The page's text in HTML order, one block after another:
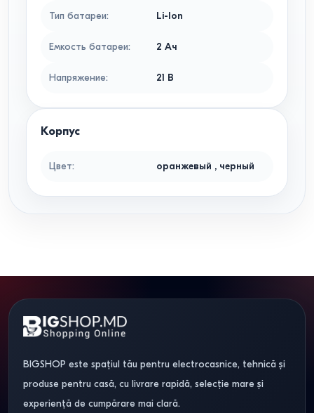
Тип батареи: Li-Ion
Емкость батареи: 2 Ач
Напряжение: 21 В
Корпус
Цвет: оранжевый , черный
BIGSHOP este spațiul tău pentru electrocasnice, tehnică și
produse pentru casă, cu livrare rapidă, selecție mare și
experiență de cumpărare mai clară.